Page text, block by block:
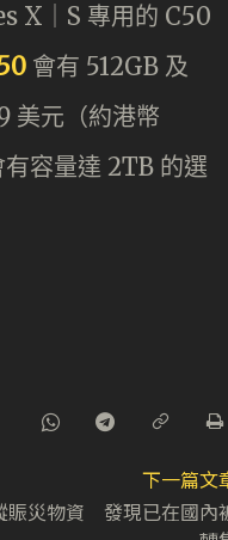
X｜S 專用的 C50
會有 512GB 及
美元（約港幣
容量達 2TB 的選
下一篇文
賑災物資 發現已在國內